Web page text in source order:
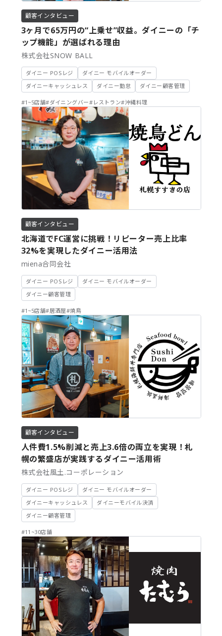
顧客インタビュー
3ヶ月で65万円の“上乗せ”収益。ダイニーの「チ
ップ機能」が選ばれる理由
株式会社SNOW BALL
ダイニー POSレジ
ダイニー モバイルオーダー
ダイニーキャッシュレス
ダイニー勤怠 ダイニー顧客管理
#1~5店舗#ダイニングバー#レストラン#沖縄料理
顧客インタビュー
北海道でFC運営に挑戦！リピーター売上比率
32%を実現したダイニー活用法
miena合同会社
ダイニー POSレジ
ダイニー モバイルオーダー
ダイニー顧客管理
#1~5店舗#居酒屋#焼鳥
顧客インタビュー
人件費1.5%削減と売上3.6倍の両立を実現！札
幌の繁盛店が実践するダイニー活用術
株式会社風土.コーポレーション
ダイニー POSレジ
ダイニー モバイルオーダー
ダイニーキャッシュレス
ダイニーモバイル決済
ダイニー顧客管理
#11~30店舗